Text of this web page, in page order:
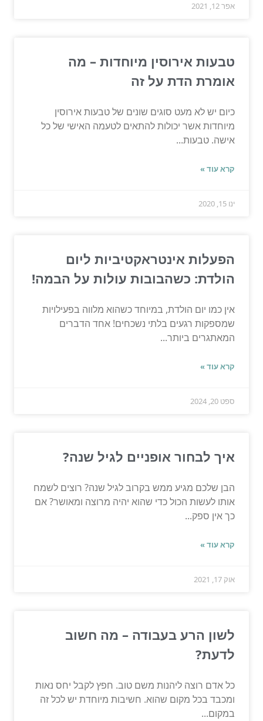
אפר 12, 2021
טבעות אירוסין מיוחדות – מה
אומרת הדת על זה
כיום יש לא מעט סוגים שונים של טבעות אירוסין
מיוחדות אשר יכולות להתאים לטעמה האישי של כל
אישה. טבעות...
קרא עוד »
ינו 15, 2020
הפעלות אינטראקטיביות ליום
הולדת: כשהבובות עולות על הבמה!
אין כמו יום הולדת, במיוחד כשהוא מלווה בפעילויות
שמספקות רגעים בלתי נשכחים! אחד הדברים
המאתגרים ביותר...
קרא עוד »
ספט 20, 2024
איך לבחור אופניים לגיל שנה?
הבן שלכם מגיע ממש בקרוב לגיל שנה? רוצים לשמח
אותו לעשות הכול כדי שהוא יהיה מרוצה ומאושר? אם
כך אין ספק...
קרא עוד »
אוק 17, 2021
לשון הרע בעבודה – מה חשוב
לדעת?
כל אדם רוצה ליהנות משם טוב. חפץ לקבל יחס נאות
ומכבד בכל מקום שהוא. חשיבות מיוחדת יש לכל זה
במקום...